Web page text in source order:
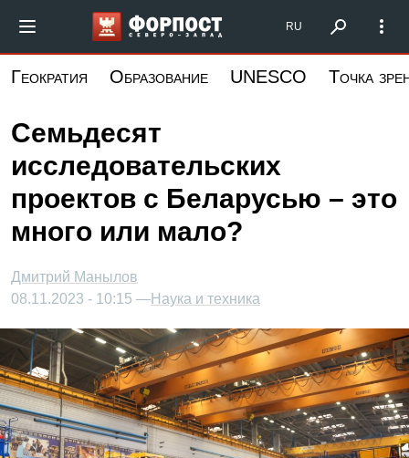
основному
Форпост Северо-Запад
RU
Геократия Образование UNESCO Точка
Семьдесят
исследовательских
проектов с Беларусью – это
много или мало?
Дмитрий Манылов
08.11.2023 - 10:15 —Наука и техника